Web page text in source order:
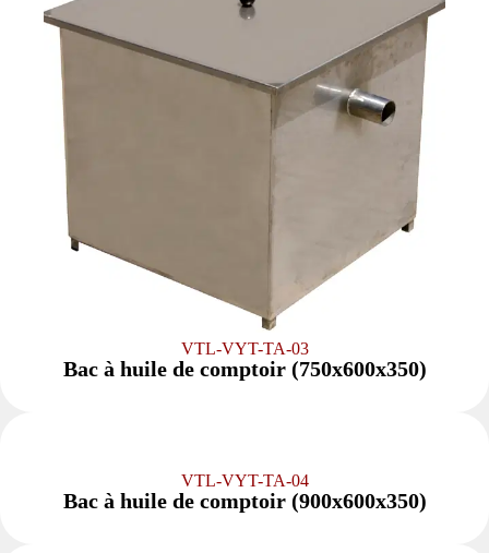
VTL-VYT-TA-03
Bac à huile de comptoir (750x600x350)
VTL-VYT-TA-04
Bac à huile de comptoir (900x600x350)